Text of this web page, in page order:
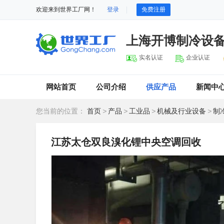
欢迎来到世界工厂网！ 登录 免费注册
上海开博制冷设
实名认证 企业认证
网站首页 公司介绍 供应产品 新闻中
您当前的位置： 首页 > 产品 > 工业品 >机械及行业设备 >制
江苏太仓双良溴化锂中央空调回收